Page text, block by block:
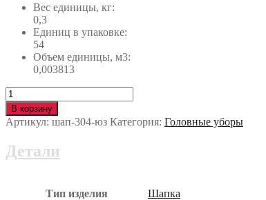
Вес единицы, кг:
0,3
Единиц в упаковке:
54
Объем единицы, м3:
0,003813
Количество
Шапка
искусственный
мех
юз
В корзину
Артикул: шап-304-юз Категория: Головные уборы
Детали
Тип изделия Шапка